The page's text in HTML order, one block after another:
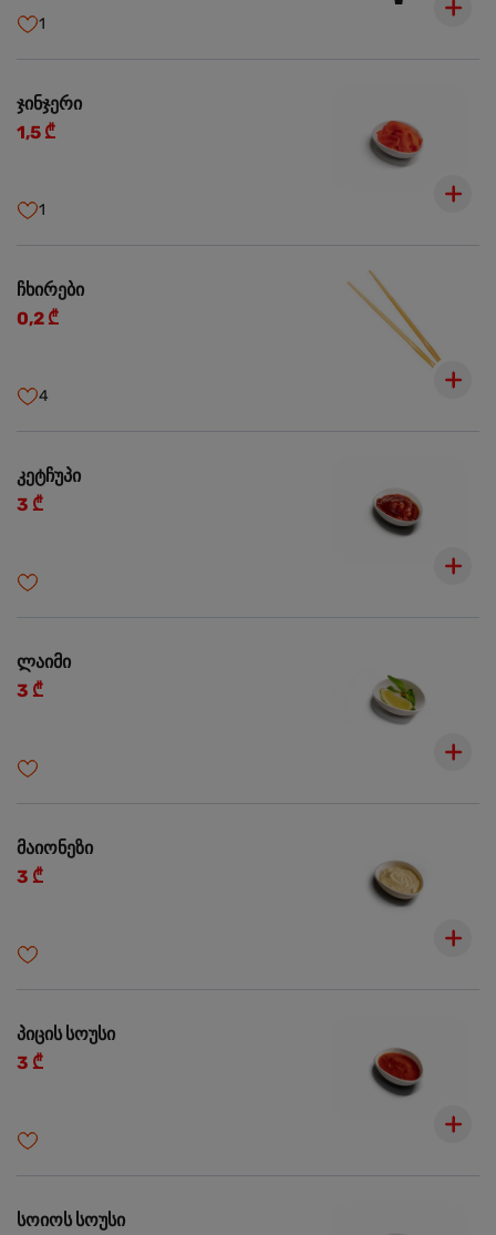
1
ჯინჯერი
1,5 ₾
1
ჩხირები
0,2 ₾
4
კეტჩუპი
3 ₾
ლაიმი
3 ₾
მაიონეზი
3 ₾
პიცის სოუსი
3 ₾
სოიოს სოუსი